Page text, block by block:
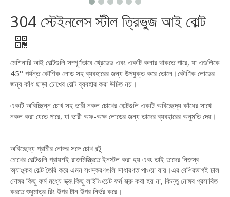
304 স্টেইনলেস স্টীল ত্রিভুজ আই বোল্ট
মেশিনারি আই বোল্টগুলি সম্পূর্ণভাবে থ্রেডেড এবং একটি কলার থাকতে পারে, যা এগুলিকে
45° পর্যন্ত কৌণিক লোড সহ ব্যবহারের জন্য উপযুক্ত করে তোলে।কৌণিক লোডের
জন্য কাঁধ ছাড়া চোখের বোল্ট ব্যবহার করা উচিত নয়।
একটি অবিচ্ছিন্ন চোখ সহ ভারী নকল চোখের বোল্টগুলি একটি অবিচ্ছেদ্য কাঁধের সাথে
নকল করা যেতে পারে, যা ভারী অফ-অক্ষ লোডের জন্য তাদের ব্যবহারের অনুমতি দেয়।
অবিচ্ছেদ্য প্রাচীর নোঙ্গর সঙ্গে চোখ বল্টু
চোখের বোল্টগুলি প্রায়শই রাজমিস্ত্রিতে ইনস্টল করা হয় এবং তাই তাদের নিজস্ব
অ্যাঙ্কর বোল্ট তৈরি করে এমন সংস্করণগুলি সাধারণত পাওয়া যায়।এর বেশিরভাগই ঢাল
নোঙ্গর কিছু ফর্ম মধ্যে স্ক্রু.কিছু লাইটওয়েট ফর্ম স্ক্রু করা হয় না, কিন্তু নোঙ্গর প্রসারিত
করতে শুধুমাত্র রিং উপর টান উপর নির্ভর করে।